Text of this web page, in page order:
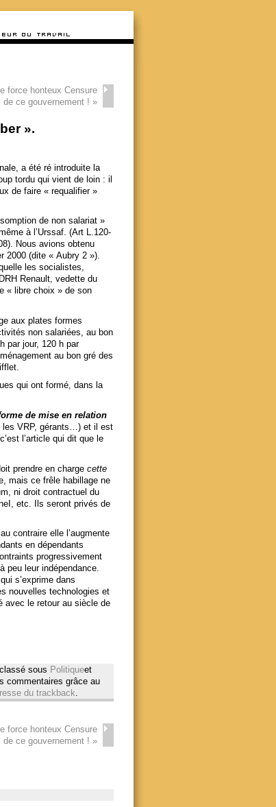
force honteux Censure
de ce gouvernement !»
».
a été ré introduite la
tordu qui vient de loin : il
de faire « requalifier »
de non salariat »
à l’Urssaf. (Art L.120-
Nous avions obtenu
2000 (dite « Aubry 2 »).
les socialistes,
Renault, vedette du
« libre choix » de son
aux plates formes
non salariées, au bon
par jour, 120 h par
au bon gré des
qui ont formé, dans la
de mise en relation
les VRP, gérants…) et il est
l’article qui dit que le
prendre en charge cette
mais ce frêle habillage ne
ni droit contractuel du
etc. Ils seront privés de
contraire elle l’augmente
en dépendants
progressivement
peu leur indépendance.
s’exprime dans
nouvelles technologies et
avec le retour au siècle de
sous Politiqueet
commentaires grâce au
du trackback
force honteux Censure
de ce gouvernement !»